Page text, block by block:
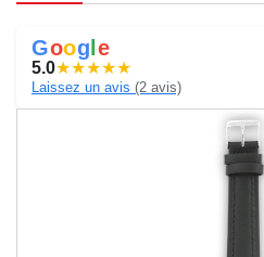
Goog e
5.0★★★★★
Laissez un avis (2 avis)